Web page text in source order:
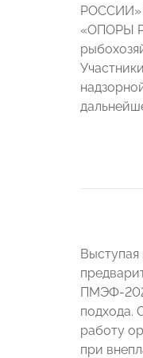
РОССИИ»
«ОПОРЫ
ПМЭФ-
подхода.
работу
при